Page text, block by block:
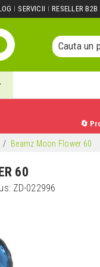
SERVICII RESELLER B2B
Cauta un
Cauta un
🔄
Beamz Moon Flower 60
60
ZD-022996